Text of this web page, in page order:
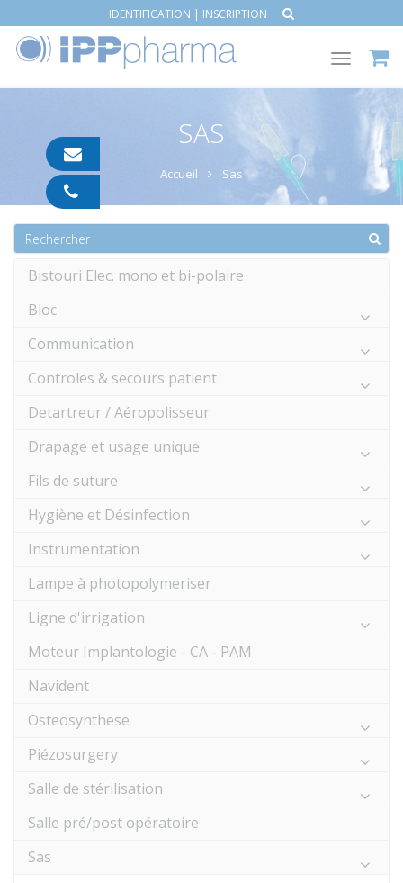
IDENTIFICATION | INSCRIPTION
Toggle
SAS
Accueil Sas
Bistouri Elec. mono et bi-polaire
Bloc
Communication
Controles & secours patient
Detartreur / Aéropolisseur
Drapage et usage unique
Fils de suture
Hygiène et Désinfection
Instrumentation
Lampe à photopolymeriser
Ligne d'irrigation
Moteur Implantologie - CA - PAM
Navident
Osteosynthese
Piézosurgery
Salle de stérilisation
Salle pré/post opératoire
Sas
pharma.com
91
05